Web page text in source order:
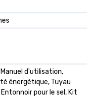
d'utilisation,
énergétique, Tuyau
pour le sel, Kit